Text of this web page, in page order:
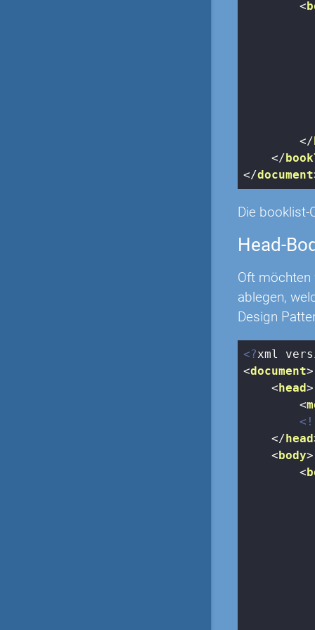
<
</
</
</document
Die booklist-
Head-
Oft möchten
ablegen,
Design
<?xml
<document>
< head>
<
</ head
< body>
<